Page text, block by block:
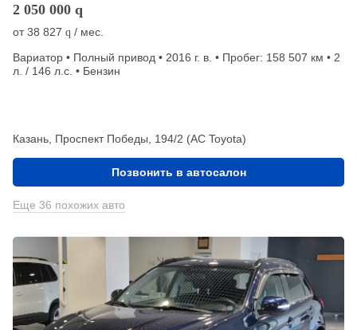
2 050 000 q
от38 827 q / мес.
Вариатор • Полный привод • 2016 г. в. • Пробег: 158 507 км • 2
л. / 146 л.с. • Бензин
Казань, Проспект Победы, 194/2 (АС Toyota)
Позвонить в автосалон
Еще 36 похожих авто